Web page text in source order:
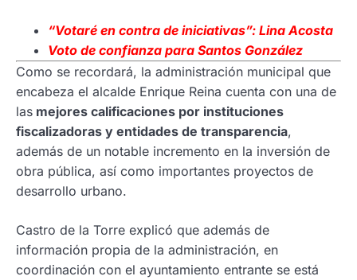
“Votaré en contra de iniciativas”: Lina Acosta
Voto de confianza para Santos González
Como se recordará, la administración municipal que
encabeza el alcalde Enrique Reina cuenta con una de
las mejores calificaciones por instituciones
fiscalizadoras y entidades de transparencia,
además de un notable incremento en la inversión de
obra pública, así como importantes proyectos de
desarrollo urbano.
Castro de la Torre explicó que además de
información propia de la administración, en
coordinación con el ayuntamiento entrante se está